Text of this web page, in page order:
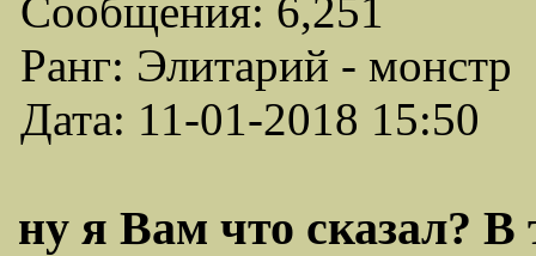
Сообщения: 6,251
Ранг: Элитарий - монстр
Дата: 11-01-2018 15:50
ну я Вам что сказал? В